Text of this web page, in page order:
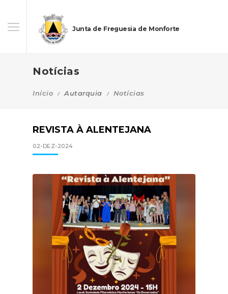
Junta de Freguesia de Monforte
Notícias
Início Autarquia Notícias
REVISTA À ALENTEJANA
02-DEZ-2024